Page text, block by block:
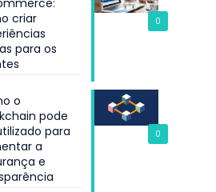
0
criar
para os
0
o
pode
para
a
e